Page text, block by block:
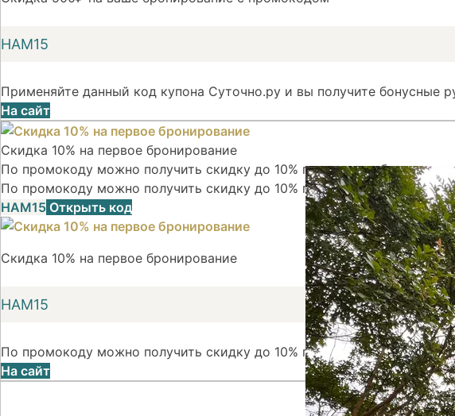
НАМ15
Применяйте данный код купона Суточно.ру и вы получите бонусные
На сайт
Скидка 10% на первое бронирование
По промокоду можно получить скидку до 10% при первом
По промокоду можно получить скидку до 10% при первом
НАМ15 Открыть код
Скидка 10% на первое бронирование
НАМ15
По промокоду можно получить скидку до 10% при первом
На сайт